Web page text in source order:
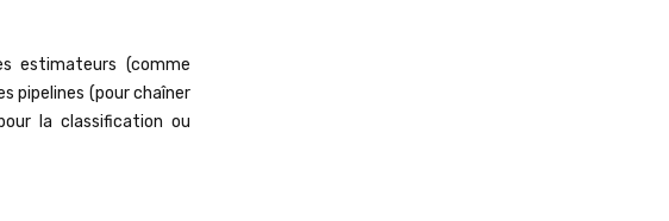
estimateurs (comme
pipelines (pour chaîner
la classification ou